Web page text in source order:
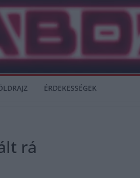
ÉRDEKESSÉGEK
rá